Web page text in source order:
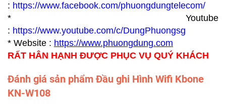
: https://www.facebook.com/phuongdungtelecom/
* Youtube
: https://www.youtube.com/c/DungPhuongsg
* Website : https://www.phuongdung.com
RẤT HÂN HẠNH ĐƯỢC PHỤC VỤ QUÝ KHÁCH
Đánh giá sản phẩm Đầu ghi Hình Wifi Kbone
KN-W108